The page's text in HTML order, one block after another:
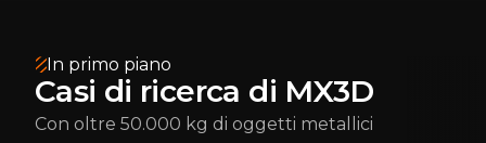
In primo piano
Casi di ricerca di MX3D
Con oltre 50.000 kg di oggetti metallici